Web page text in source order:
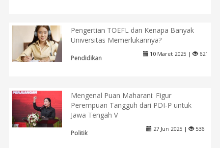
Pengertian TOEFL dan Kenapa Banyak
Universitas Memerlukannya?
Pendidikan
10 Maret 2025 | 621
Mengenal Puan Maharani: Figur
Perempuan Tangguh dari PDI-P untuk
Jawa Tengah V
Politik
27 Jun 2025 | 536